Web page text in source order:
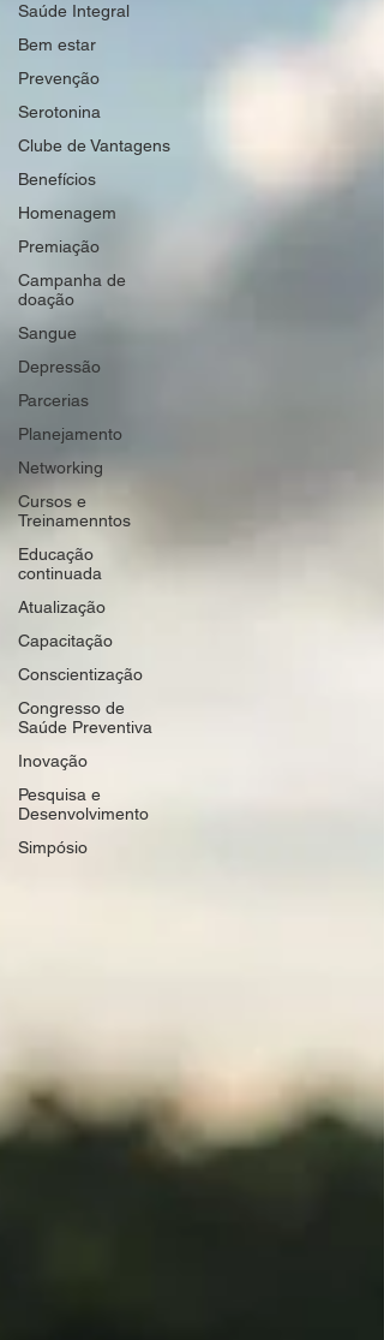
Saúde Integral
Bem estar
Prevenção
Serotonina
Clube de Vantagens
Benefícios
Homenagem
Premiação
Campanha de
doação
Sangue
Depressão
Parcerias
Planejamento
Networking
Cursos e
Treinamenntos
Educação
continuada
Atualização
Capacitação
Conscientização
Congresso de
Saúde Preventiva
Inovação
Pesquisa e
Desenvolvimento
Simpósio